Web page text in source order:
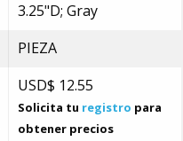
3.25"D; Gray
PIEZA
USD$ 12.55
Solicita tu registro para
obtener precios